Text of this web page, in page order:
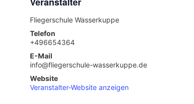
Fliegerschule Wasserkuppe
Telefon
+496654364
E-Mail
info@fliegerschule-wasserkuppe.de
Website
Veranstalter-Website anzeigen